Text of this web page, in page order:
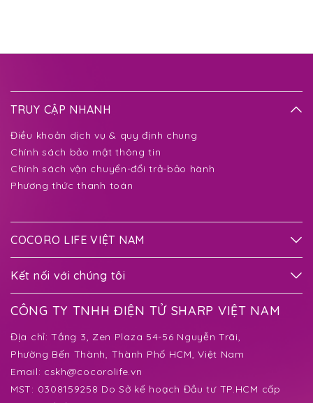
TRUY CẬP NHANH
Điều khoản dịch vụ & quy định chung
Chính sách bảo mật thông tin
Chính sách vận chuyển-đổi trả-bảo hành
Phương thức thanh toán
COCORO LIFE VIỆT NAM
Kết nối với chúng tôi
CÔNG TY TNHH ĐIỆN TỬ SHARP VIỆT NAM
Địa chỉ:Tầng 3, Zen Plaza 54-56 Nguyễn Trãi,
Phường Bến Thành, Thành Phố HCM, Việt Nam
Email: cskh@cocorolife.vn
MST: 0308159258 Do Sở kế hoạch Đầu tư TP.HCM cấp